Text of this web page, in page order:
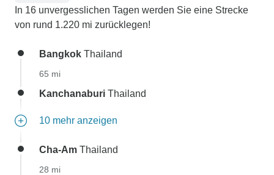
In 16 unvergesslichen Tagen werden Sie eine Strecke
von rund 1.220 mi zurücklegen!
Bangkok Thailand
65 mi
Kanchanaburi Thailand
10 mehr anzeigen
Cha-Am Thailand
28 mi